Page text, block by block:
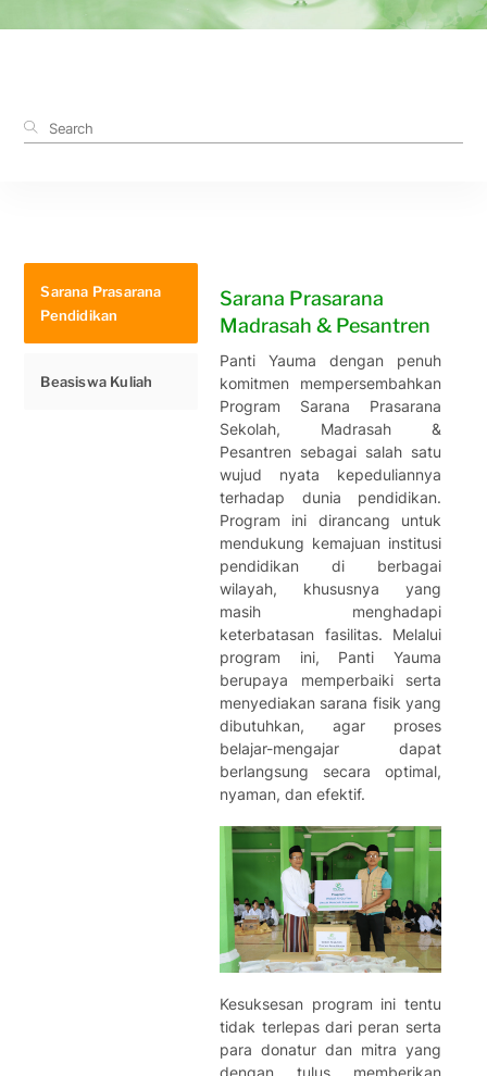
Sarana Prasarana
Pendidikan
Beasiswa Kuliah
Sarana Prasarana
Madrasah & Pesantren
Panti Yauma dengan penuh
komitmen mempersembahkan
Program Sarana Prasarana
Sekolah, Madrasah &
Pesantren sebagai salah satu
wujud nyata kepeduliannya
terhadap dunia pendidikan.
Program ini dirancang untuk
mendukung kemajuan institusi
pendidikan di berbagai
wilayah, khususnya yang
masih menghadapi
keterbatasan fasilitas. Melalui
program ini, Panti Yauma
berupaya memperbaiki serta
menyediakan sarana fisik yang
dibutuhkan, agar proses
belajar-mengajar dapat
berlangsung secara optimal,
nyaman, dan efektif.
Kesuksesan program ini tentu
tidak terlepas dari peran serta
para donatur dan mitra yang